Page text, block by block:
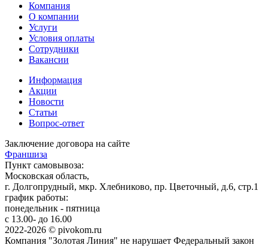
Компания
О компании
Услуги
Условия оплаты
Сотрудники
Вакансии
Информация
Акции
Новости
Статьи
Вопрос-ответ
Заключение договора на сайте
Франшиза
Пункт самовывоза:
Московская область,
г. Долгопрудный, мкр. Хлебниково, пр. Цветочный, д.6, стр.1
график работы:
понедельник - пятница
с 13.00- до 16.00
2022-2026 © pivokom.ru
Компания "Золотая Линия" не нарушает Федеральный закон